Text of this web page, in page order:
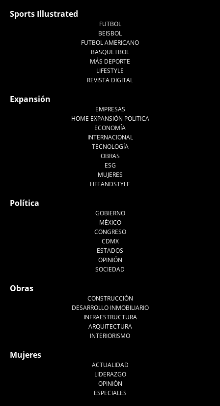
Sports Illustrated
FUTBOL
BEISBOL
FUTBOL AMERICANO
BASQUETBOL
MÁS DEPORTE
LIFESTYLE
REVISTA DIGITAL
Expansión
EMPRESAS
HOME EXPANSIÓN POLITICA
ECONOMÍA
INTERNACIONAL
TECNOLOGÍA
OBRAS
ESG
MUJERES
LIFEANDSTYLE
Política
GOBIERNO
MÉXICO
CONGRESO
CDMX
ESTADOS
OPINIÓN
SOCIEDAD
Obras
CONSTRUCCIÓN
DESARROLLO INMOBILIARIO
INFRAESTRUCTURA
ARQUITECTURA
INTERIORISMO
Mujeres
ACTUALIDAD
LIDERAZGO
OPINIÓN
ESPECIALES